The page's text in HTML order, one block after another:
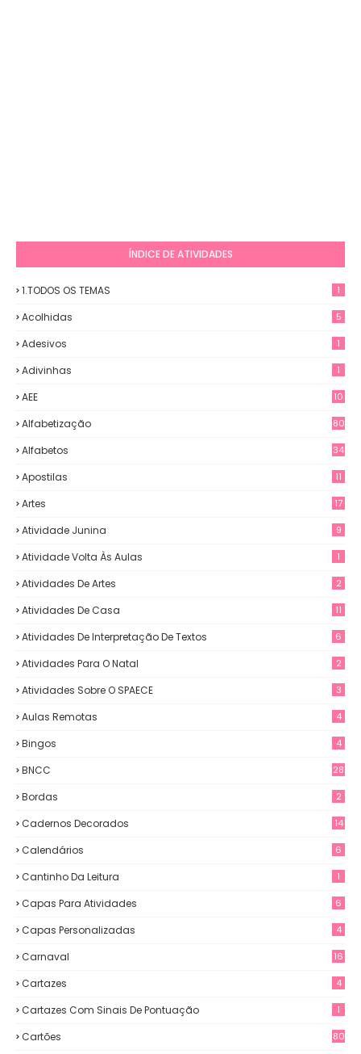
ÍNDICE DE ATIVIDADES
1.TODOS OS TEMAS 1
Acolhidas 5
Adesivos 1
Adivinhas 1
AEE 10
Alfabetização 80
Alfabetos 34
Apostilas 11
Artes 17
Atividade Junina 9
Atividade Volta Às Aulas 1
Atividades De Artes 2
Atividades De Casa 11
Atividades De Interpretação De Textos 6
Atividades Para O Natal 2
Atividades Sobre O SPAECE 3
Aulas Remotas 4
Bingos 4
BNCC 28
Bordas 2
Cadernos Decorados 14
Calendários 6
Cantinho Da Leitura 1
Capas Para Atividades 6
Capas Personalizadas 4
Carnaval 16
Cartazes 4
Cartazes Com Sinais De Pontuação 1
Cartões 80